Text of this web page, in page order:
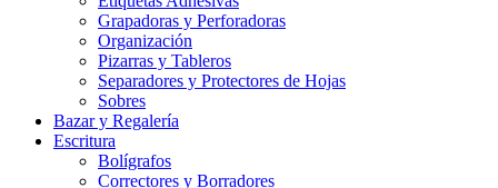
Grapadoras y Perforadoras
Organización
Pizarras y Tableros
Separadores y Protectores de Hojas
Sobres
Bazar y Regalería
Escritura
Bolígrafos
Correctores y Borradores